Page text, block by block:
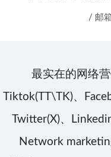
/ 邮
最实在的网络
Tiktok(TT\TK)、
Twitter(X)、
Network